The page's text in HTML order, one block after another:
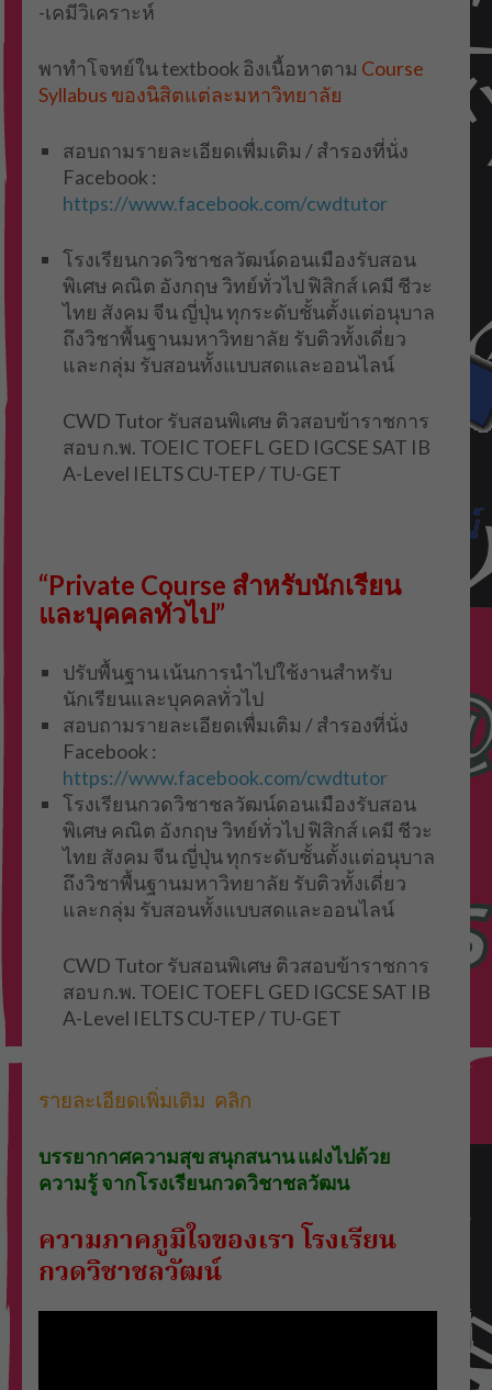
-เคมีวิเคราะห์
พาทำโจทย์ในtextbook อิงเนื้อหาตาม Course
Syllabus ของนิสิตแต่ละมหาวิทยาลัย
สอบถามรายละเอียดเพื่มเติม / สำรองที่นั่ง
Facebook :
https://www.facebook.com/cwdtutor
โรงเรียนกวดวิชาชลวัฒน์ดอนเมืองรับสอน
พิเศษ คณิต อังกฤษ วิทย์ทั่วไป ฟิสิกส์ เคมี ชีวะ
ไทย สังคม จีน ญี่ปุ่น ทุกระดับชั้นตั้งแต่อนุบาล
ถึงวิชาพื้นฐานมหาวิทยาลัย รับติวทั้งเดี่ยว
และกลุ่ม รับสอนทั้งแบบสดและออนไลน์
CWD Tutor รับสอนพิเศษ ติวสอบข้าราชการ
สอบ ก.พ. TOEIC TOEFL GED IGCSE SAT IB
A-Level IELTS CU-TEP / TU-GET
“Private Course สำหรับนักเรียน
และบุคคลทั่วไป”
ปรับพื้นฐาน เน้นการนำไปใช้งานสำหรับ
นักเรียนและบุคคลทั่วไป
สอบถามรายละเอียดเพื่มเติม / สำรองที่นั่ง
Facebook :
https://www.facebook.com/cwdtutor
โรงเรียนกวดวิชาชลวัฒน์ดอนเมืองรับสอน
พิเศษ คณิต อังกฤษ วิทย์ทั่วไป ฟิสิกส์ เคมี ชีวะ
ไทย สังคม จีน ญี่ปุ่น ทุกระดับชั้นตั้งแต่อนุบาล
ถึงวิชาพื้นฐานมหาวิทยาลัย รับติวทั้งเดี่ยว
และกลุ่ม รับสอนทั้งแบบสดและออนไลน์
CWD Tutor รับสอนพิเศษ ติวสอบข้าราชการ
สอบ ก.พ. TOEIC TOEFL GED IGCSE SAT IB
A-Level IELTS CU-TEP / TU-GET
รายละเอียดเพิ่มเติม คลิก
บรรยากาศความสุข สนุกสนาน แฝงไปด้วย
ความรู้ จากโรงเรียนกวดวิชาชลวัฒน
ความภาคภูมิใจของเรา โรงเรียน
กวดวิชาชลวัฒน์